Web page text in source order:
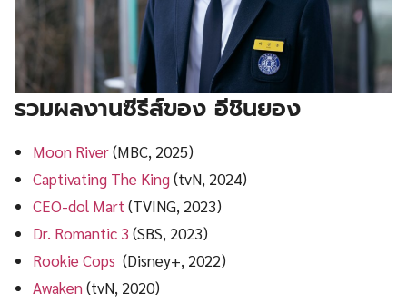
รวมผลงานซีรีส์ของ อีชินยอง
Moon River(MBC, 2025)
Captivating The King(tvN, 2024)
CEO-dol Mart (TVING, 2023)
Dr. Romantic 3 (SBS, 2023)
Rookie Cops (Disney+, 2022)
Awaken(tvN, 2020)